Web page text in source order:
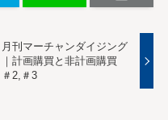
月刊マーチャンダイジング
｜計画購買と非計画購買
＃2,＃3